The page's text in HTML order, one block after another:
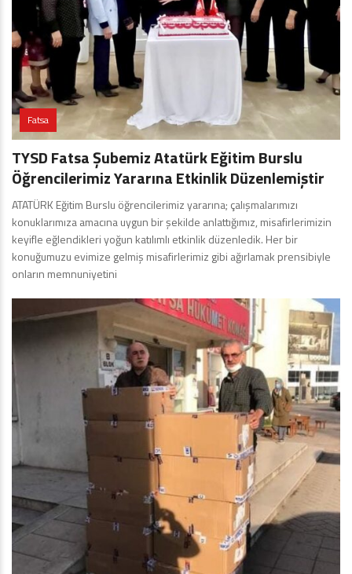
Fatsa
TYSD Fatsa Şubemiz Atatürk Eğitim Burslu
Öğrencilerimiz Yararına Etkinlik Düzenlemiştir
ATATÜRK Eğitim Burslu öğrencilerimiz yararına; çalışmalarımızı
konuklarımıza amacına uygun bir şekilde anlattığımız, misafirlerimizin
keyifle eğlendikleri yoğun katılımlı etkinlik düzenledik. Her bir
konuğumuzu evimize gelmiş misafirlerimiz gibi ağırlamak prensibiyle
onların memnuniyetini